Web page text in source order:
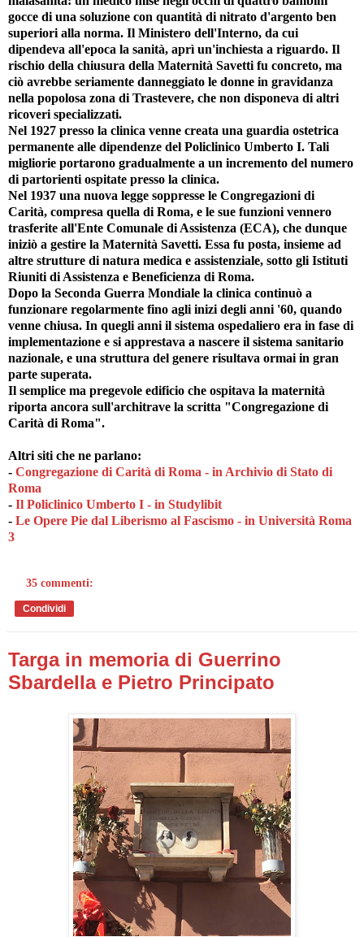
gocce di una soluzione con quantità di nitrato d'argento ben
superiori alla norma. Il Ministero dell'Interno, da cui
dipendeva all'epoca la sanità, aprì un'inchiesta a riguardo. Il
rischio della chiusura della Maternità Savetti fu concreto, ma
ciò avrebbe seriamente danneggiato le donne in gravidanza
nella popolosa zona di Trastevere, che non disponeva di altri
ricoveri specializzati.
Nel 1927 presso la clinica venne creata una guardia ostetrica
permanente alle dipendenze del Policlinico Umberto I. Tali
migliorie portarono gradualmente a un incremento del numero
di partorienti ospitate presso la clinica.
Nel 1937 una nuova legge soppresse le Congregazioni di
Carità, compresa quella di Roma, e le sue funzioni vennero
trasferite all'Ente Comunale di Assistenza (ECA), che dunque
iniziò a gestire la Maternità Savetti. Essa fu posta, insieme ad
altre strutture di natura medica e assistenziale, sotto gli Istituti
Riuniti di Assistenza e Beneficienza di Roma.
Dopo la Seconda Guerra Mondiale la clinica continuò a
funzionare regolarmente fino agli inizi degli anni '60, quando
venne chiusa. In quegli anni il sistema ospedaliero era in fase di
implementazione e si apprestava a nascere il sistema sanitario
nazionale, e una struttura del genere risultava ormai in gran
parte superata.
Il semplice ma pregevole edificio che ospitava la maternità
riporta ancora sull'architrave la scritta "Congregazione di
Carità di Roma".
Altri siti che ne parlano:
- Congregazione di Carità di Roma - in Archivio di Stato di
Roma
- Il Policlinico Umberto I - in Studylibit
- Le Opere Pie dal Liberismo al Fascismo - in Università Roma
3
35 commenti:
Condividi
Targa in memoria di Guerrino
Sbardella e Pietro Principato